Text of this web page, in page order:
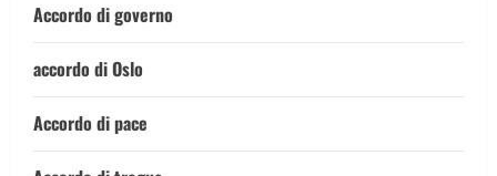
Accordo di governo
accordo di Oslo
Accordo di pace